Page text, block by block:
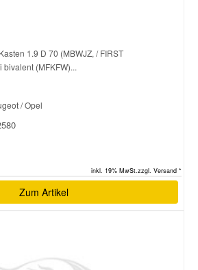
1.9 D 70 (MBWJZ, / FIRST
(MFKFW)...
/ Opel
inkl. 19% MwSt.zzgl. Versand *
Zum Artikel